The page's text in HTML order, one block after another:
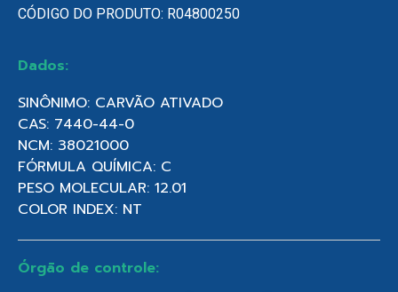
CÓDIGO DO PRODUTO: R04800250
Dados:
SINÔNIMO: CARVÃO ATIVADO
CAS: 7440-44-0
NCM: 38021000
FÓRMULA QUÍMICA: C
PESO MOLECULAR: 12.01
COLOR INDEX: NT
Órgão de controle: